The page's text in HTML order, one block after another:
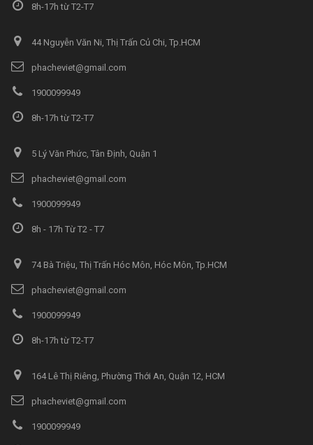
8h-17h từ T2-T7
44 Nguyễn Văn Ni, Thị Trấn Củ Chi, Tp.HCM
phacheviet@gmail.com
1900099949
8h-17h từ T2-T7
5 Lý Văn Phức, Tân Định, Quận 1
phacheviet@gmail.com
1900099949
8h - 17h Từ T2 - T7
74 Bà Triệu, Thị Trấn Hóc Môn, Hóc Môn, Tp.HCM
phacheviet@gmail.com
1900099949
8h-17h từ T2-T7
164 Lê Thị Riêng, Phường Thới An, Quận 12, HCM
phacheviet@gmail.com
1900099949